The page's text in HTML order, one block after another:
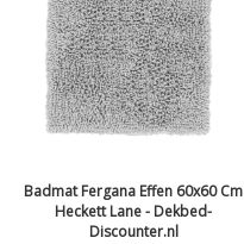
Badmat Fergana Effen 60x60 Cm
Heckett Lane - Dekbed-
Discounter.nl